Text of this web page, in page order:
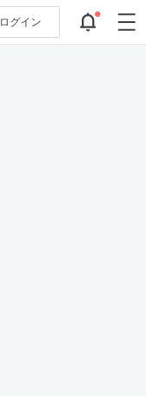
ログイン